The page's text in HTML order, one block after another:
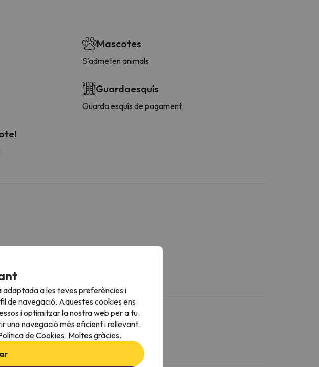
Mascotes
S'admeten animals
Guardaesquís
Guarda esquís de pagament
a les teves preferències i
de navegació. Aquestes cookies ens
i optimitzar la nostra web per a tu.
una navegació més eficient i rellevant.
de Cookies. Moltes gràcies.